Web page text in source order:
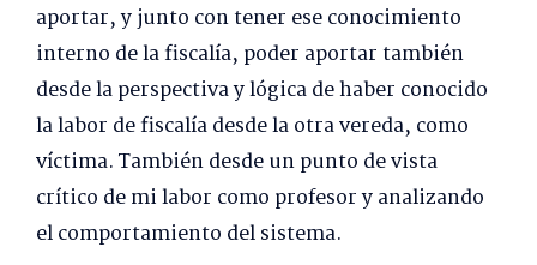
aportar, y junto con tener ese conocimiento
interno de la fiscalía, poder aportar también
desde la perspectiva y lógica de haber conocido
la labor de fiscalía desde la otra vereda, como
víctima. También desde un punto de vista
crítico de mi labor como profesor y analizando
el comportamiento del sistema.